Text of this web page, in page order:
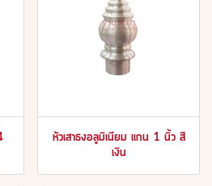
หัวเสาธงอลูมิเนียม แกน 1 นิ้ว สี
เงิน